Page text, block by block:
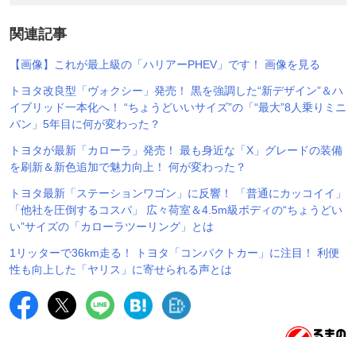
関連記事
【画像】これが最上級の「ハリアーPHEV」です！ 画像を見る
トヨタ改良型「ヴォクシー」発売！ 黒を強調した“新デザイン”＆ハ
イブリッド一本化へ！ “ちょうどいいサイズ”の「“最大”8人乗りミニ
バン」5年目に何が変わった？
トヨタが最新「カローラ」発売！ 最も身近な「X」グレードの装備
を刷新＆新色追加で魅力向上！ 何が変わった？
トヨタ最新「ステーションワゴン」に反響！ 「普通にカッコイイ」
「他社を圧倒するコスパ」 広々荷室＆4.5m級ボディの“ちょうどい
い”サイズの「カローラツーリング」とは
1リッターで36km走る！ トヨタ「コンパクトカー」に注目！ 利便
性も向上した「ヤリス」に寄せられる声とは